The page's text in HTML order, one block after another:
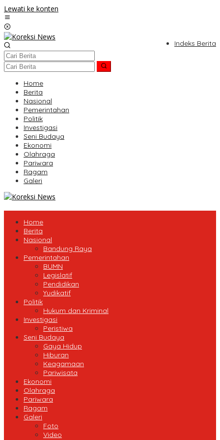
Lewati ke konten
Indeks Berita
Home
Berita
Nasional
Pemerintahan
Politik
Investigasi
Seni Budaya
Ekonomi
Olahraga
Pariwara
Ragam
Galeri
Home
Berita
Nasional
Bandung Raya
Pemerintahan
BUMN
Legislatif
Pendidikan
Yudikatif
Politik
Hukum dan Kriminal
Investigasi
Peristiwa
Seni Budaya
Gaya Hidup
Hiburan
Keagamaan
Pariwisata
Ekonomi
Olahraga
Pariwara
Ragam
Galeri
Foto
Video